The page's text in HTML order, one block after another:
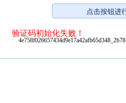
验证码初始化失败！